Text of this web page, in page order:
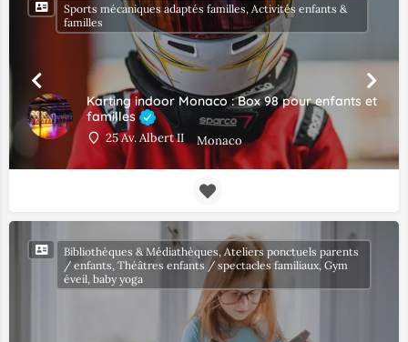
Karting indoor Monaco : Box 98 pour enfants et
familles
25 Av. Albert II Monaco
Sports mécaniques adaptés familles, Activités enfants &
familles
Bibliothèques & Médiathèques, Ateliers ponctuels parents
/ enfants, Théâtres enfants / spectacles familiaux, Gym
éveil, baby yoga